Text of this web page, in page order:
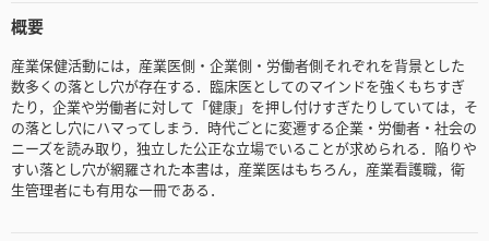
概要
産業保健活動には，産業医側・企業側・労働者側それぞれを背景とした
数多くの落とし穴が存在する．臨床医としてのマインドを強くもちすぎ
たり，企業や労働者に対して「健康」を押し付けすぎたりしていては，そ
の落とし穴にハマってしまう．時代ごとに変遷する企業・労働者・社会の
ニーズを読み取り，独立した公正な立場でいることが求められる．陥りや
すい落とし穴が網羅された本書は，産業医はもちろん，産業看護職，衛
生管理者にも有用な一冊である．